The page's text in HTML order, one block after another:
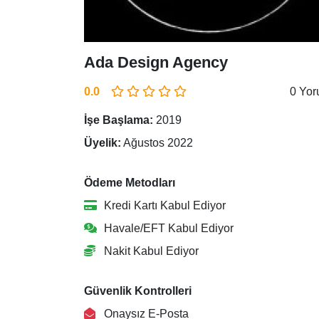
Ada Design Agency
0.0 0
İşe Başlama: 2019
Üyelik: Ağustos 2022
Ödeme Metodları
Kredi Kartı Kabul Ediyor
Havale/EFT Kabul Ediyor
Nakit Kabul Ediyor
Güvenlik Kontrolleri
Onaysız E-Posta